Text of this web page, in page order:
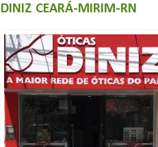
DINIZ CEARÁ-MIRIM-RN